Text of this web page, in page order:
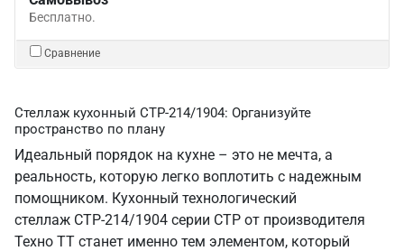
Бесплатно.
Сравнение
Стеллаж кухонный СТР-214/1904: Организуйте
пространство по плану
Идеальный порядок на кухне – это не мечта, а
реальность, которую легко воплотить с надежным
помощником. Кухонный технологический
стеллаж СТР-214/1904 серии СТР от производителя
Техно ТТ станет именно тем элементом, который